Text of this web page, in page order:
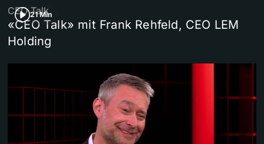
21 Min
CEO Talk
«CEO Talk» mit Frank Rehfeld, CEO LEM
Holding